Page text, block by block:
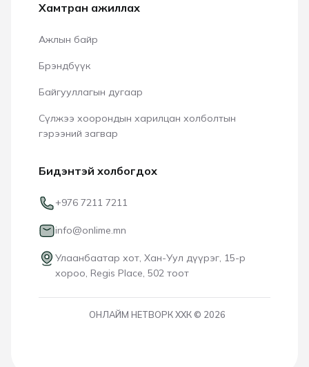
Хамтран ажиллах
Ажлын байр
Брэндбүүк
Байгууллагын дугаар
Сүлжээ хоорондын харилцан холболтын
гэрээний загвар
Бидэнтэй холбогдох
+976 7211 7211
info@onlime.mn
Улаанбаатар хот, Хан-Уул дүүрэг, 15-р
хороо, Regis Place, 502 тоот
ОНЛАЙМ НЕТВОРК ХХК © 2026